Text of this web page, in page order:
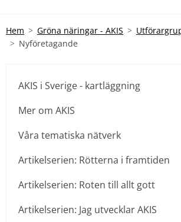
Hem Gröna näringar - AKIS
Nyföretagande
AKIS i Sverige - kartläggning
Mer om AKIS
Våra tematiska nätverk
Artikelserien: Rötterna i framtiden
Artikelserien: Roten till allt gott
Artikelserien: Jag utvecklar AKIS